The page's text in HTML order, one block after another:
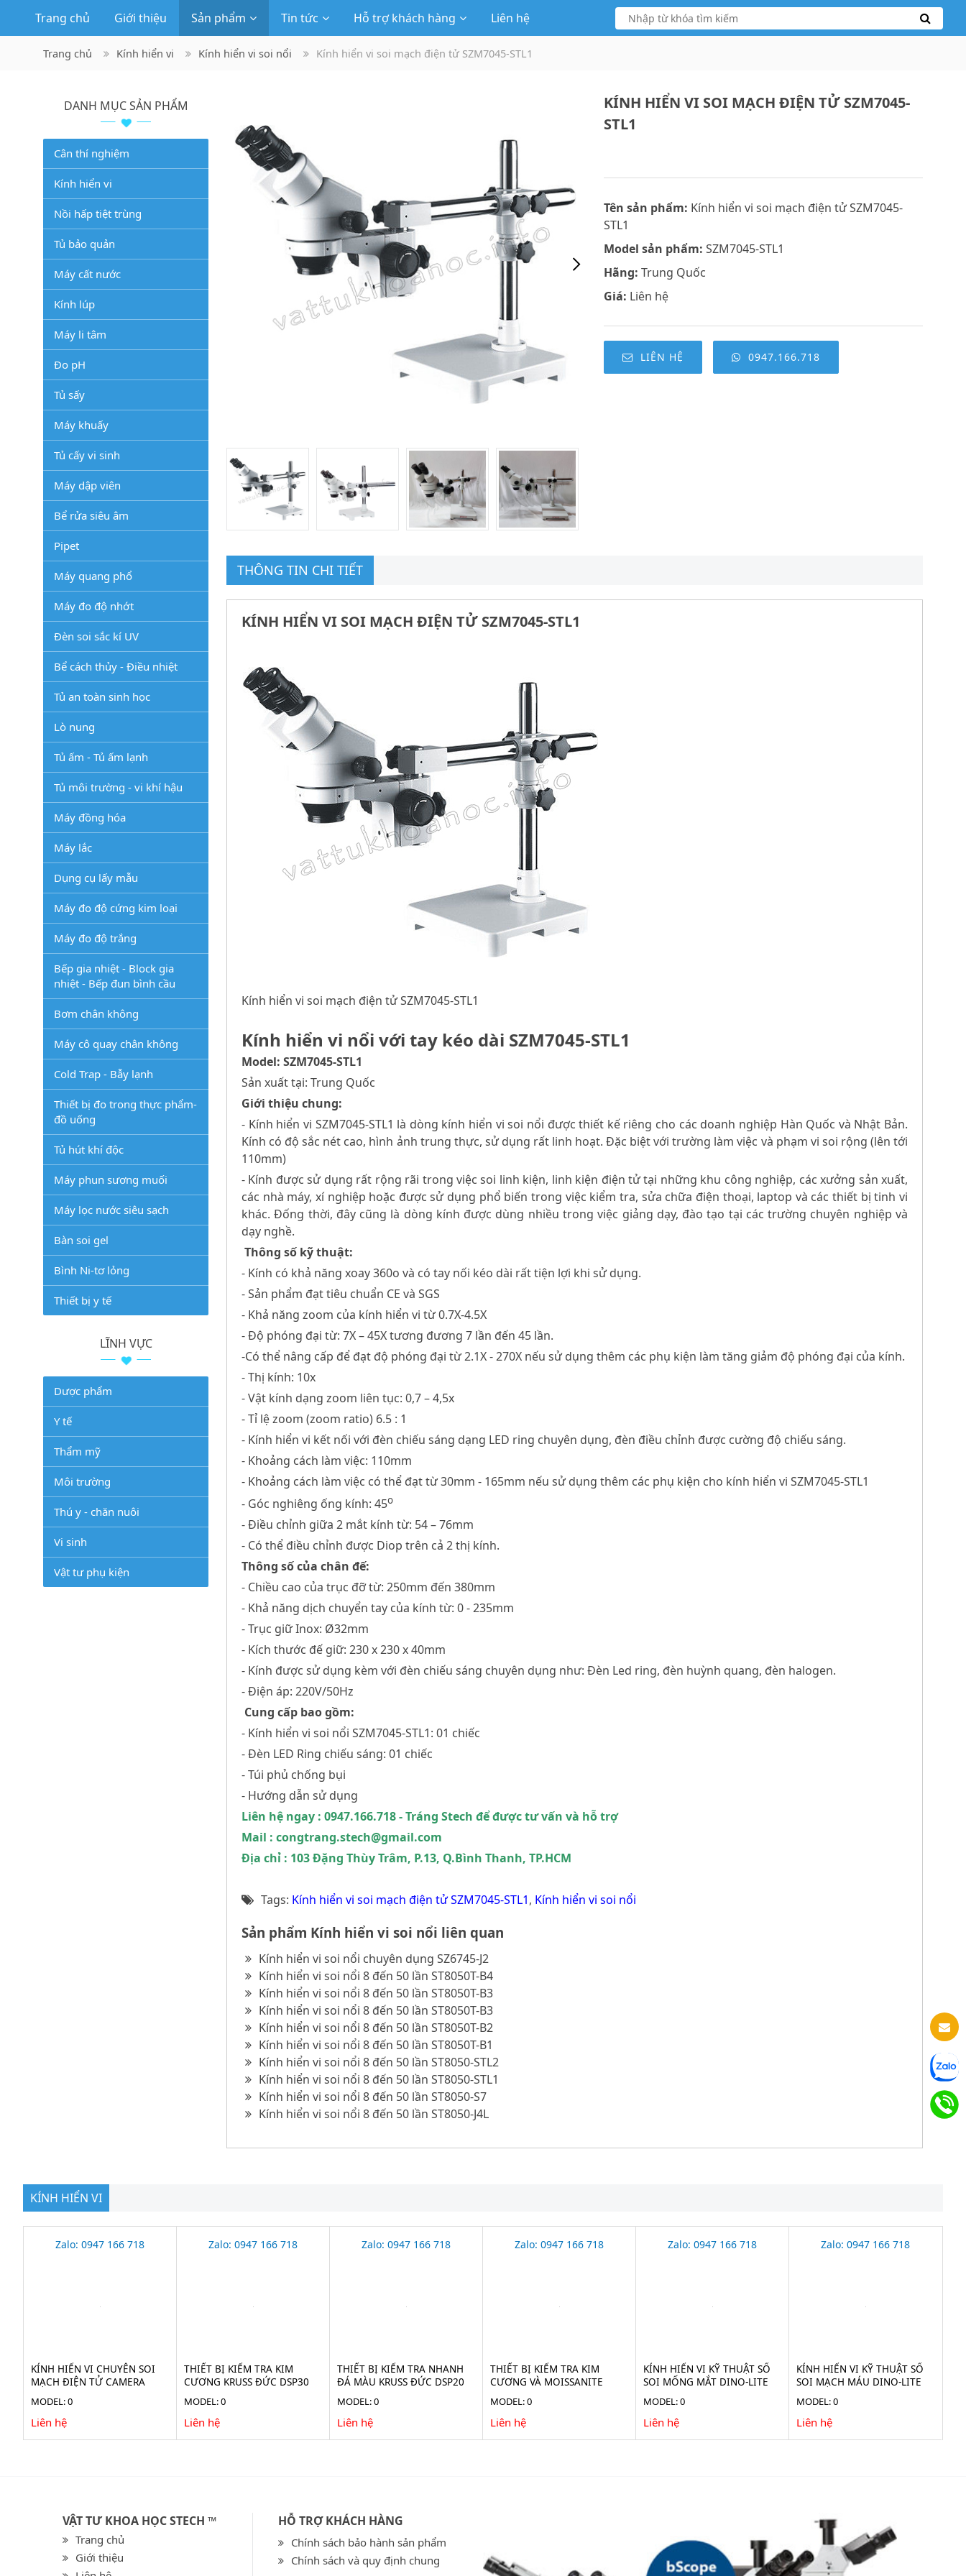
Trang chủ Giới thiệu Sản phẩm Tin tức Hỗ trợ khách hàng Liên hệ
Trang chủ Kính hiển vi Kính hiển vi soi nổi Kính hiển vi soi mạch điện tử SZM7045-STL1
KÍNH HIỂN VI SOI MẠCH ĐIỆN TỬ SZM7045-
STL1
Tên sản phẩm: Kính hiển vi soi mạch điện tử SZM7045-
STL1
Model sản phẩm: SZM7045-STL1
Hãng: Trung Quốc
Giá: Liên hệ
LIÊN HỆ 0947.166.718
THÔNG TIN CHI TIẾT
KÍNH HIỂN VI SOI MẠCH ĐIỆN TỬ SZM7045-STL1
Kính hiển vi soi mạch điện tử SZM7045-STL1
Kính hiển vi nổi với tay kéo dài SZM7045-STL1
Model: SZM7045-STL1
Sản xuất tại: Trung Quốc
Giới thiệu chung:
- Kính hiển vi SZM7045-STL1 là dòng kính hiển vi soi nổi được thiết kế riêng cho các doanh nghiệp Hàn Quốc và Nhật Bản.
Kính có độ sắc nét cao, hình ảnh trung thực, sử dụng rất linh hoạt. Đặc biệt với trường làm việc và phạm vi soi rộng (lên tới
110mm)
- Kính được sử dụng rất rộng rãi trong việc soi linh kiện, linh kiện điện tử tại những khu công nghiệp, các xưởng sản xuất,
các nhà máy, xí nghiệp hoặc được sử dụng phổ biến trong việc kiểm tra, sửa chữa điện thoại, laptop và các thiết bị tinh vi
khác. Đống thời, đây cũng là dòng kính được dùng nhiều trong việc giảng dạy, đào tạo tại các trường chuyên nghiệp và
dạy nghề.
Thông số kỹ thuật:
- Kính có khả năng xoay 360o và có tay nối kéo dài rất tiện lợi khi sử dụng.
- Sản phẩm đạt tiêu chuẩn CE và SGS
- Khả năng zoom của kính hiển vi từ 0.7X-4.5X
- Độ phóng đại từ: 7X – 45X tương đương 7 lần đến 45 lần.
-Có thể nâng cấp để đạt độ phóng đại từ 2.1X - 270X nếu sử dụng thêm các phụ kiện làm tăng giảm độ phóng đại của kính.
- Thị kính: 10x
- Vật kính dạng zoom liên tục: 0,7 – 4,5x
- Tỉ lệ zoom (zoom ratio) 6.5 : 1
- Kính hiển vi kết nối với đèn chiếu sáng dạng LED ring chuyên dụng, đèn điều chỉnh được cường độ chiếu sáng.
- Khoảng cách làm việc: 110mm
- Khoảng cách làm việc có thể đạt từ 30mm - 165mm nếu sử dụng thêm các phụ kiện cho kính hiển vi SZM7045-STL1
- Góc nghiêng ống kính: 45o
- Điều chỉnh giữa 2 mắt kính từ: 54 – 76mm
- Có thể điều chỉnh được Diop trên cả 2 thị kính.
Thông số của chân đế:
- Chiều cao của trục đỡ từ: 250mm đến 380mm
- Khả năng dịch chuyển tay của kính từ: 0 - 235mm
- Trục giữ Inox: Ø32mm
- Kích thước đế giữ: 230 x 230 x 40mm
- Kính được sử dụng kèm với đèn chiếu sáng chuyên dụng như: Đèn Led ring, đèn huỳnh quang, đèn halogen.
- Điện áp: 220V/50Hz
Cung cấp bao gồm:
- Kính hiển vi soi nổi SZM7045-STL1: 01 chiếc
- Đèn LED Ring chiếu sáng: 01 chiếc
- Túi phủ chống bụi
- Hướng dẫn sử dụng
Liên hệ ngay : 0947.166.718 - Tráng Stech để được tư vấn và hỗ trợ
Mail : congtrang.stech@gmail.com
Địa chỉ : 103 Đặng Thùy Trâm, P.13, Q.Bình Thanh, TP.HCM
Tags: Kính hiển vi soi mạch điện tử SZM7045-STL1, Kính hiển vi soi nổi
Sản phẩm Kính hiển vi soi nổi liên quan
Kính hiển vi soi nổi chuyên dụng SZ6745-J2
Kính hiển vi soi nổi 8 đến 50 lần ST8050T-B4
Kính hiển vi soi nổi 8 đến 50 lần ST8050T-B3
Kính hiển vi soi nổi 8 đến 50 lần ST8050T-B3
Kính hiển vi soi nổi 8 đến 50 lần ST8050T-B2
Kính hiển vi soi nổi 8 đến 50 lần ST8050T-B1
Kính hiển vi soi nổi 8 đến 50 lần ST8050-STL2
Kính hiển vi soi nổi 8 đến 50 lần ST8050-STL1
Kính hiển vi soi nổi 8 đến 50 lần ST8050-S7
Kính hiển vi soi nổi 8 đến 50 lần ST8050-J4L
DANH MỤC SẢN PHẨM
Cân thí nghiệm
Kính hiển vi
Nồi hấp tiệt trùng
Tủ bảo quản
Máy cất nước
Kính lúp
Máy li tâm
Đo pH
Tủ sấy
Máy khuấy
Tủ cấy vi sinh
Máy dập viên
Bể rửa siêu âm
Pipet
Máy quang phổ
Máy đo độ nhớt
Đèn soi sắc kí UV
Bể cách thủy - Điều nhiệt
Tủ an toàn sinh học
Lò nung
Tủ ấm - Tủ ấm lạnh
Tủ môi trường - vi khí hậu
Máy đồng hóa
Máy lắc
Dụng cụ lấy mẫu
Máy đo độ cứng kim loại
Máy đo độ trắng
Bếp gia nhiệt - Block gia
nhiệt - Bếp đun bình cầu
Bơm chân không
Máy cô quay chân không
Cold Trap - Bẫy lạnh
Thiết bị đo trong thực phẩm-
đồ uống
Tủ hút khí độc
Máy phun sương muối
Máy lọc nước siêu sạch
Bàn soi gel
Bình Ni-tơ lỏng
Thiết bị y tế
LĨNH VỰC
Dược phẩm
Y tế
Thẩm mỹ
Môi trường
Thú y - chăn nuôi
Vi sinh
Vật tư phụ kiện
KÍNH HIỂN VI
Zalo: 0947 166 718
KÍNH HIỂN VI CHUYÊN SOI
MẠCH ĐIỆN TỬ CAMERA
MODEL: 0
Liên hệ
Zalo: 0947 166 718
THIẾT BỊ KIỂM TRA KIM
CƯƠNG KRUSS ĐỨC DSP30
MODEL: 0
Liên hệ
Zalo: 0947 166 718
THIẾT BỊ KIỂM TRA NHANH
ĐÁ MÀU KRUSS ĐỨC DSP20
MODEL: 0
Liên hệ
Zalo: 0947 166 718
THIẾT BỊ KIỂM TRA KIM
CƯƠNG VÀ MOISSANITE
MODEL: 0
Liên hệ
Zalo: 0947 166 718
KÍNH HIỂN VI KỸ THUẬT SỐ
SOI MỐNG MẮT DINO-LITE
MODEL: 0
Liên hệ
Zalo: 0947 166 718
KÍNH HIỂN VI KỸ THUẬT SỐ
SOI MẠCH MÁU DINO-LITE
MODEL: 0
Liên hệ
VẬT TƯ KHOA HỌC STECH ™
Trang chủ
Giới thiệu
HỖ TRỢ KHÁCH HÀNG
Chính sách bảo hành sản phẩm
Chính sách và quy định chung